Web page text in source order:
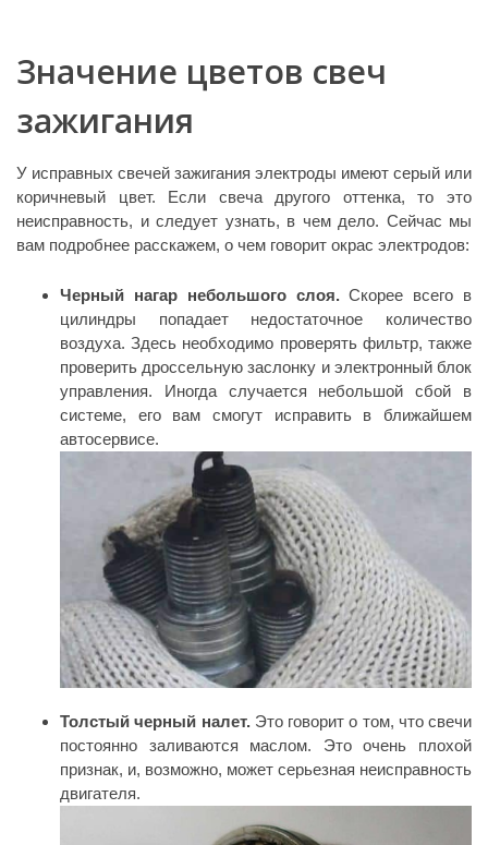
Значение цветов свеч
зажигания
У исправных свечей зажигания электроды имеют серый или
коричневый цвет. Если свеча другого оттенка, то это
неисправность, и следует узнать, в чем дело. Сейчас мы
вам подробнее расскажем, о чем говорит окрас электродов:
Черный нагар небольшого слоя.Скорее всего в
цилиндры попадает недостаточное количество
воздуха. Здесь необходимо проверять фильтр, также
проверить дроссельную заслонку и электронный блок
управления. Иногда случается небольшой сбой в
системе, его вам смогут исправить в ближайшем
автосервисе.
Толстый черный налет. Это говорит о том, что свечи
постоянно заливаются маслом. Это очень плохой
признак, и, возможно, может серьезная неисправность
двигателя.